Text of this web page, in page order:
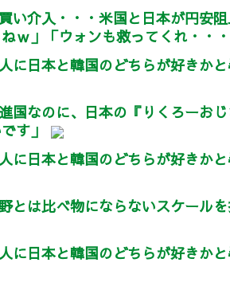
い介入・・・米国と日本が円安
ｗ」「ウォンも救ってくれ・・・
に日本と韓国のどちらが好きか
国なのに、日本の『りくろーお
す」
に日本と韓国のどちらが好きか
とは比べ物にならないスケール
に日本と韓国のどちらが好きか